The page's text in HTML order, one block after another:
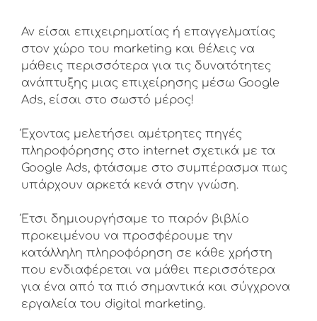
Αν είσαι επιχειρηματίας ή επαγγελματίας
στον χώρο του marketing και θέλεις να
μάθεις περισσότερα για τις δυνατότητες
ανάπτυξης μιας επιχείρησης μέσω Google
Ads, είσαι στο σωστό μέρος!
Έχοντας μελετήσει αμέτρητες πηγές
πληροφόρησης στο internet σχετικά με τα
Google Ads, φτάσαμε στο συμπέρασμα πως
υπάρχουν αρκετά κενά στην γνώση.
Έτσι δημιουργήσαμε το παρόν βιβλίο
προκειμένου να προσφέρουμε την
κατάλληλη πληροφόρηση σε κάθε χρήστη
που ενδιαφέρεται να μάθει περισσότερα
για ένα από τα πιό σημαντικά και σύγχρονα
εργαλεία του digital marketing.